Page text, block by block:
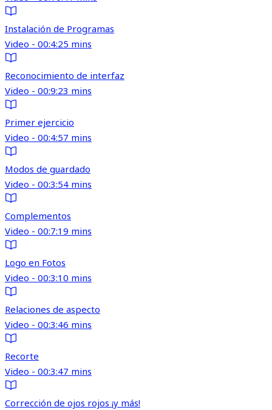
Instalación de Programas
Video - 00:4:25 mins
Reconocimiento de interfaz
Video - 00:9:23 mins
Primer ejercicio
Video - 00:4:57 mins
Modos de guardado
Video - 00:3:54 mins
Complementos
Video - 00:7:19 mins
Logo en Fotos
Video - 00:3:10 mins
Relaciones de aspecto
Video - 00:3:46 mins
Recorte
Video - 00:3:47 mins
Corrección de ojos rojos ¡y más!